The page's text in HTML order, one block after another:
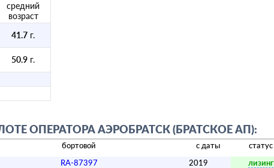
средний
возраст
41.7 г.
50.9 г.
ОПЕРАТОРА АЭРОБРАТСК (БРАТСКОЕ АП):
бортовой с даты статус
RA-87397 2019 лизинг